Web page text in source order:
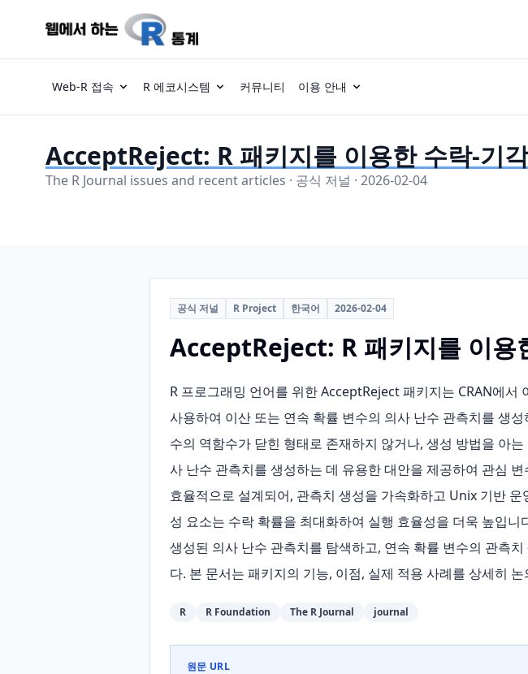
Web-R 접속 R 에코시스템 커뮤니티 이용 안내
AcceptReject: R 패키지를 이용한 수락-기
The R Journal issues and recent articles · 공식 저널 · 2026-02-04
공식 저널 R Project 한국어 2026-02-04
AcceptReject: R 패키지를 이용
R 프로그래밍 언어를 위한 AcceptReject 패키지는 CRAN에
사용하여 이산 또는 연속 확률 변수의 의사 난수 관측치를 생
수의 역함수가 닫힌 형태로 존재하지 않거나, 생성 방법을 아
사 난수 관측치를 생성하는 데 유용한 대안을 제공하여 관심
효율적으로 설계되어, 관측치 생성을 가속화하고 Unix 기반
성 요소는 수락 확률을 최대화하여 실행 효율성을 더욱 높입
생성된 의사 난수 관측치를 탐색하고, 연속 확률 변수의 관측
다. 본 문서는 패키지의 기능, 이점, 실제 적용 사례를 상세히
R R Foundation The R Journal journal
원문 URL